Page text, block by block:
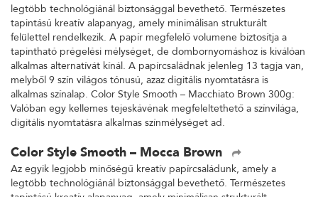
legtöbb technológiánál biztonsággal bevethető. Természetes
tapintású kreatív alapanyag, amely minimálisan strukturált
felülettel rendelkezik. A papír megfelelő volumene biztosítja a
tapintható prégelési mélységet, de dombornyomáshoz is kiválóan
alkalmas alternatívát kínál. A papírcsaládnak jelenleg 13 tagja van,
melyből 9 szín világos tónusú, azaz digitális nyomtatásra is
alkalmas színalap. Color Style Smooth – Macchiato Brown 300g:
Valóban egy kellemes tejeskávénak megfeleltethető a színvilága,
digitális nyomtatásra alkalmas színmélységet ad.
Color Style Smooth – Mocca Brown
Az egyik legjobb minőségű kreatív papírcsaládunk, amely a
legtöbb technológiánál biztonsággal bevethető. Természetes